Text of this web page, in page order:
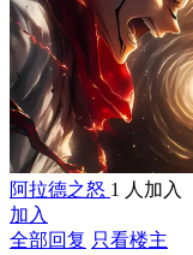
阿拉德之怒 1 人加入
加入
全部回复 只看楼主